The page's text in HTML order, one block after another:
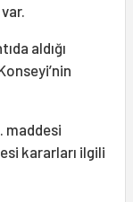
aldığı
maddesi
kararları ilgili